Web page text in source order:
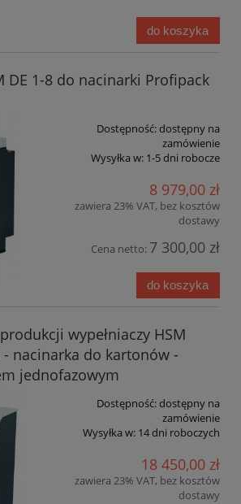
do koszyka
DE 1-8 do nacinarki Profipack
Dostępność:dostępny na
zamówienie
Wysyłka w: 1-5 dni robocze
8 979,00 zł
zawiera 23% VAT, bez kosztów
dostawy
Cena netto: 7 300,00 zł
do koszyka
wypełniaczy HSM
- nacinarka do kartonów -
jednofazowym
Dostępność:dostępny na
zamówienie
Wysyłka w: 14 dni roboczych
18 450,00 zł
zawiera 23% VAT, bez kosztów
dostawy